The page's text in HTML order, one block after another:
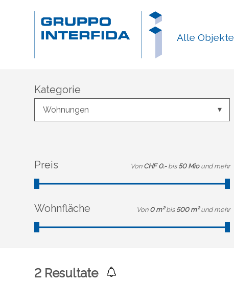
Alle Objekte
Kategorie
Wohnungen
Preis Von CHF 0.- bis 50 Mio und mehr
Wohnfläche Von 0 m² bis 500 m² und mehr
2 Resultate